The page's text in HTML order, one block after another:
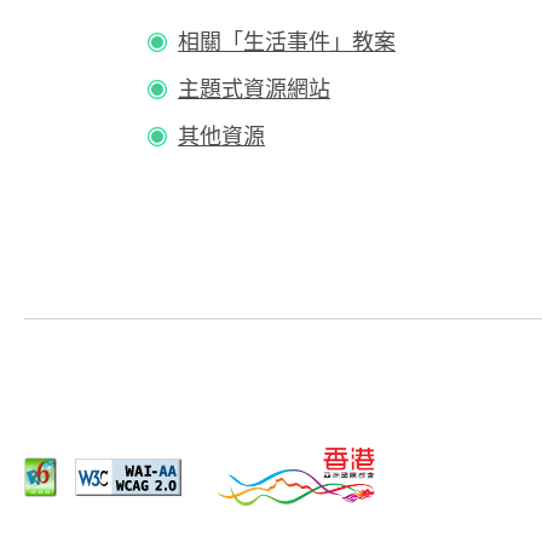
相關「生活事件」教案
主題式資源網站
其他資源